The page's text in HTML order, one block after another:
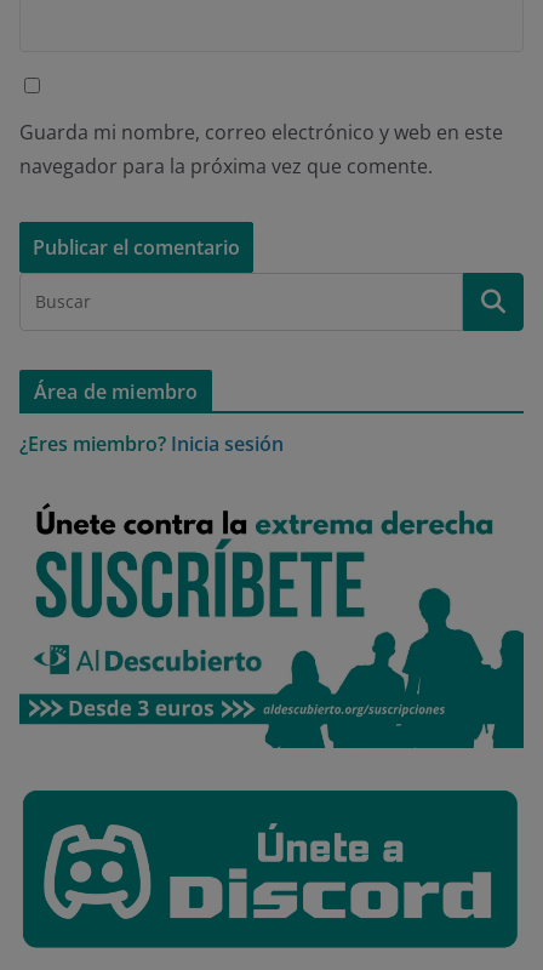
Guarda mi nombre, correo electrónico y web en este
navegador para la próxima vez que comente.
Área de miembro
¿Eres miembro? Inicia sesión